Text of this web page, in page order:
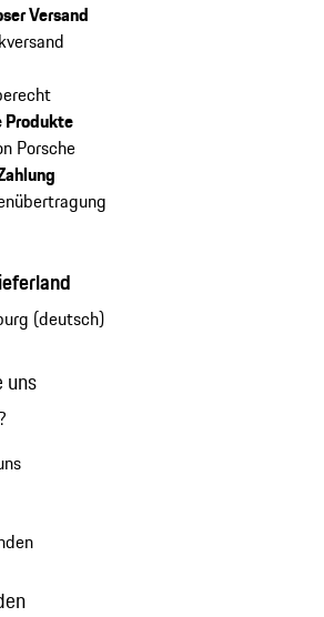
Versand
Produkte
Porsche
(deutsch)
uns